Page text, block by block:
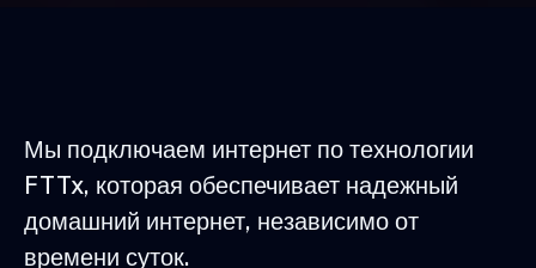
Мы подключаем интернет по технологии
FTTx, которая обеспечивает надежный
домашний интернет, независимо от
времени суток.